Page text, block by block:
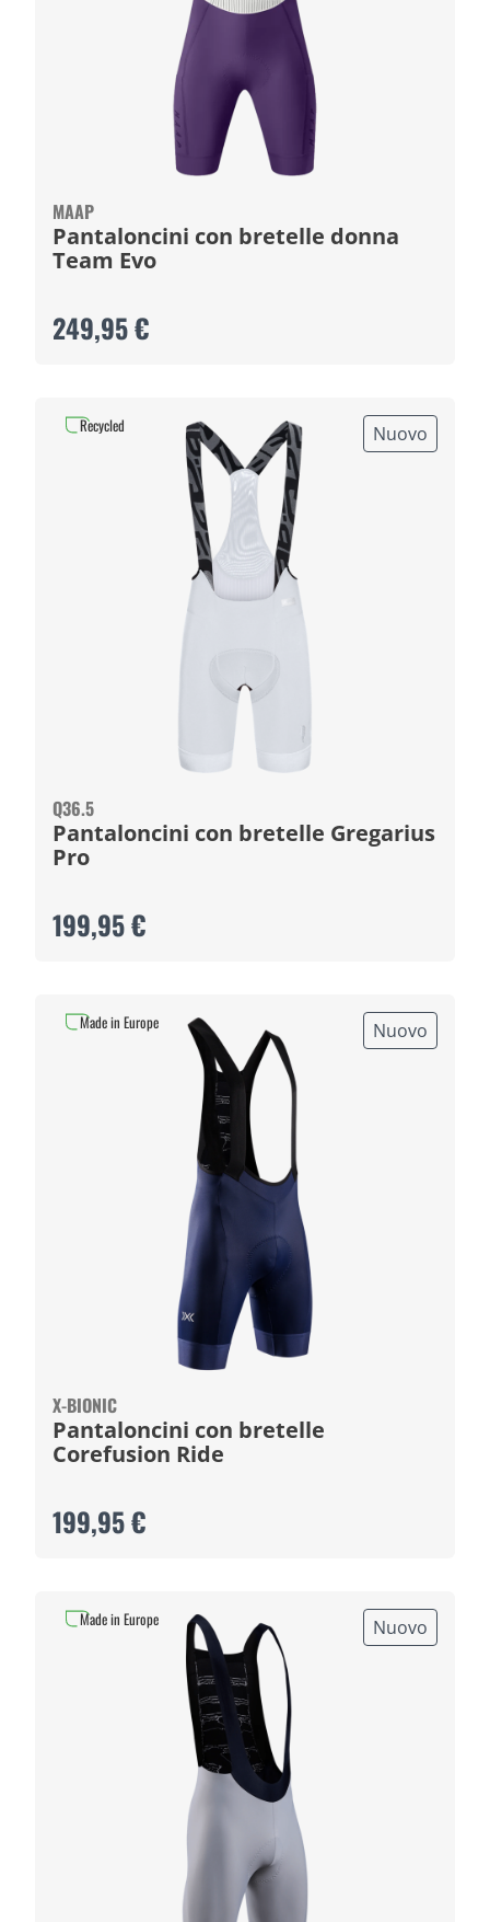
MAAP
Pantaloncini con bretelle donna
Team Evo
249,95 €
Nuovo
Q36.5
Pantaloncini con bretelle Gregarius
Pro
199,95 €
Recycled
Nuovo
X-BIONIC
Pantaloncini con bretelle
Corefusion Ride
199,95 €
Made in Europe
Nuovo
Made in Europe